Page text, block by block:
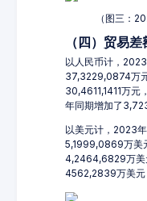
（图三：
（四）贸易
以人民币计，
37,3229,0874万
30,4611,1411万
年同期增加了
以美元计，2023
5,1999,0869万美
4,2464,6829万美
4562,2839万美元